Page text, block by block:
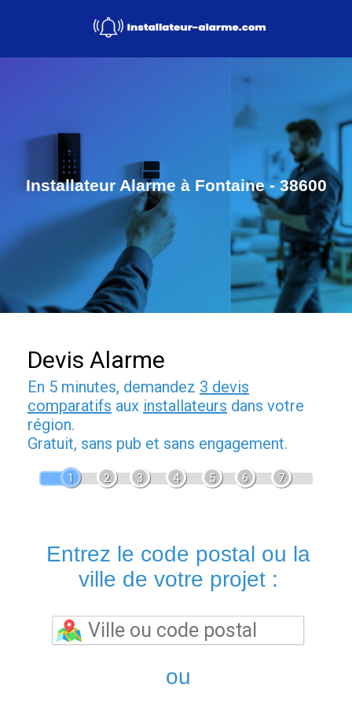
Installateur Alarme à Fontaine - 38600
Devis Alarme
En 5 minutes, demandez 3 devis
comparatifs aux installateurs dans votre
région.
Gratuit, sans pub et sans engagement.
1 2 3 4 5 6 7
Entrez le code postal ou la
ville de votre projet :
ou